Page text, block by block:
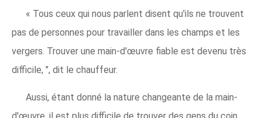
« Tous ceux qui nous parlent disent qu'ils ne trouvent
pas de personnes pour travailler dans les champs et les
vergers. Trouver une main-d'œuvre fiable est devenu très
difficile, ", dit le chauffeur.
Aussi, étant donné la nature changeante de la main-